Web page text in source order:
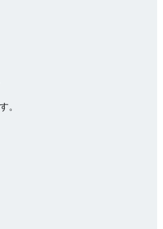
。